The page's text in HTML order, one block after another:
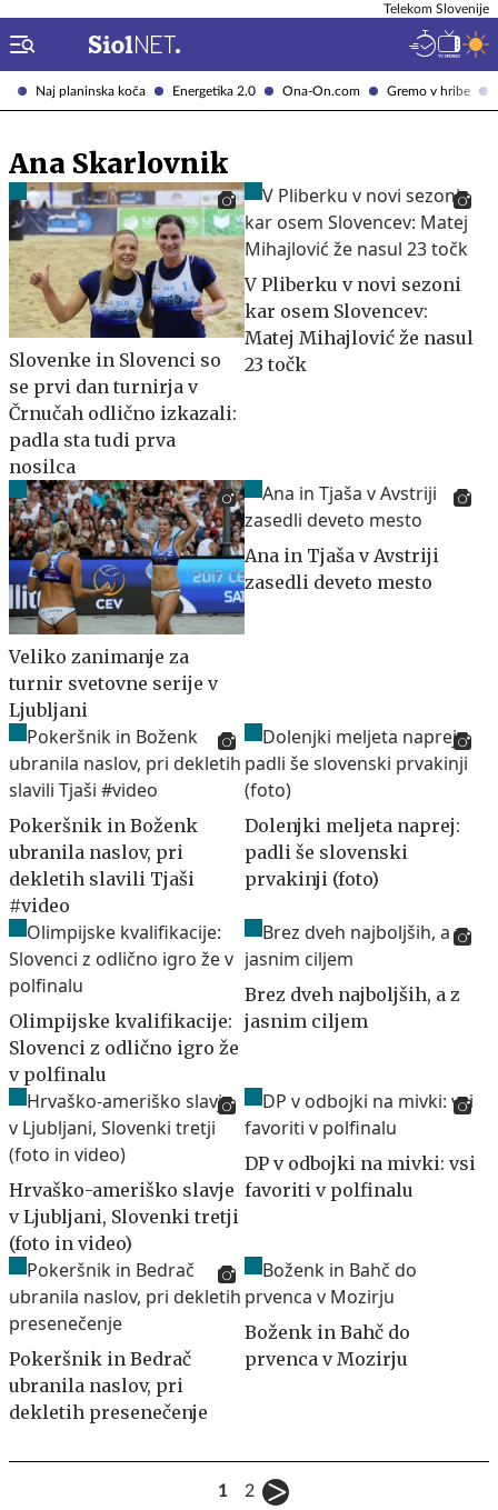
Naj planinska koča Energetika 2.0 Ona-On.com Gremo v hribe
Telekom Slovenije
Ana Skarlovnik
Slovenke in Slovenci so
se prvi dan turnirja v
Črnučah odlično izkazali:
padla sta tudi prva
nosilca
V Pliberku v novi sezoni
kar osem Slovencev:
Matej Mihajlović že nasul
23 točk
Veliko zanimanje za
turnir svetovne serije v
Ljubljani
Ana in Tjaša v Avstriji
zasedli deveto mesto
Pokeršnik in Boženk
ubranila naslov, pri
dekletih slavili Tjaši
#video
Dolenjki meljeta naprej:
padli še slovenski
prvakinji (foto)
Olimpijske kvalifikacije:
Slovenci z odlično igro že
v polfinalu
Brez dveh najboljših, a z
jasnim ciljem
Hrvaško-ameriško slavje
v Ljubljani, Slovenki tretji
(foto in video)
DP v odbojki na mivki: vsi
favoriti v polfinalu
Pokeršnik in Bedrač
ubranila naslov, pri
dekletih presenečenje
Boženk in Bahč do
prvenca v Mozirju
1 2